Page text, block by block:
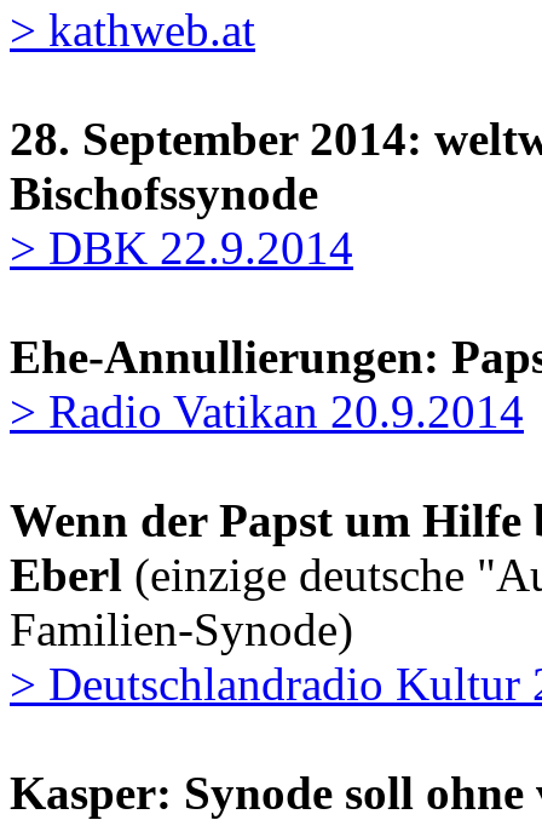
> kathweb.at
28. September 2014:
Bischofssynode
> DBK 22.9.2014
Ehe-Annullierungen:
> Radio Vatikan 20.9.2014
Wenn der Papst um
Eberl (einzige deutsche
Familien-Synode)
> Deutschlandradio Kultur
Kasper: Synode soll